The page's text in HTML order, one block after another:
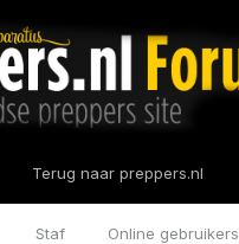
Staf Online gebruikers
Terug naar preppers.nl